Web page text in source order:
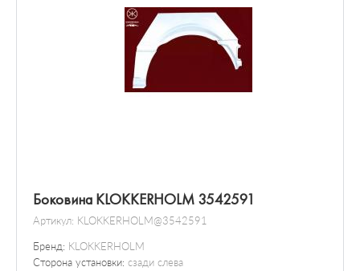
Боковина KLOKKERHOLM 3542591
Артикул: KLOKKERHOLM@3542591
Бренд: KLOKKERHOLM
Сторона установки: сзади слева